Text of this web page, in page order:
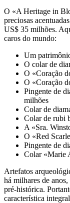
O «A Heritage in
preciosas
US$ 35 milhões.
caros do mundo:
Um
O colar de
O «Coração
O «Coração
Pingente de
milhões
Colar de
Colar de rubi
A «Sra.
O «Red
Pingente de
Colar «Marie
Artefatos
há milhares de
pré-histórica.
característica